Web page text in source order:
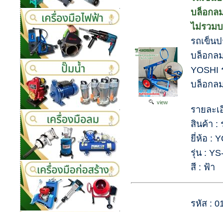
view
บล็อกล
ไม่รวม
รถเข็น
บล็อกล
YOSHI
บล็อกล
รายละ
สินค้า :
ยี่ห้อ :
รุ่น :
สี : ฟ้า
รหัส :